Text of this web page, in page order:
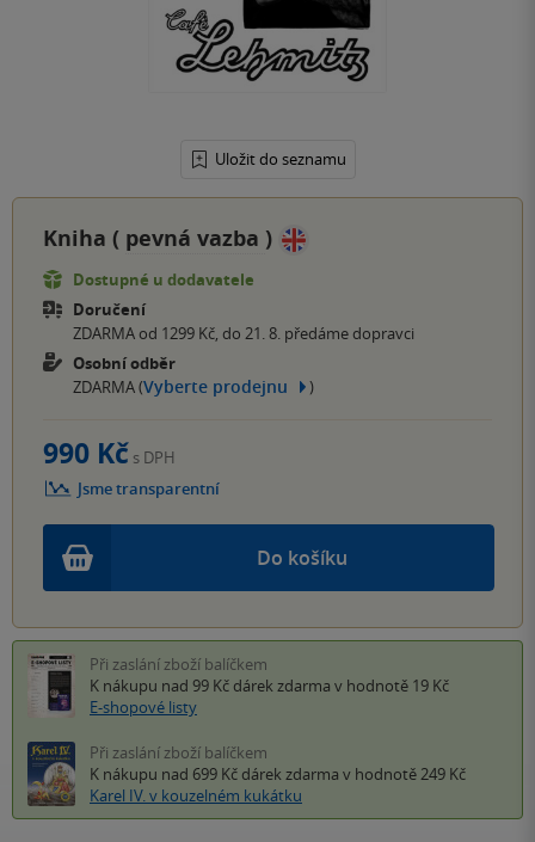
Uložit do seznamu
Kniha ( pevná vazba )
Dostupné u dodavatele
Doručení
ZDARMA od 1299 Kč, do 21. 8. předáme dopravci
Osobní odběr
ZDARMA (Vyberte prodejnu )
Do košíku
990 Kč s DPH
Jsme transparentní
Při zaslání zboží balíčkem
K nákupu nad 99 Kč dárek zdarma v hodnotě 19 Kč
E-shopové listy
Při zaslání zboží balíčkem
K nákupu nad 699 Kč dárek zdarma v hodnotě 249 Kč
Karel IV. v kouzelném kukátku